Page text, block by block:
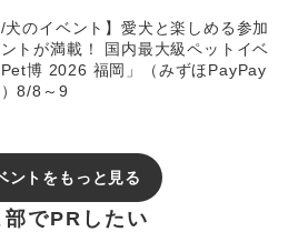
/犬のイベント】愛犬と楽しめる参加
トが満載！ 国内最大級ペットイベ
博 2026 福岡」（みずほPayPay
）8/8～9
ントをもっと見る
でPRしたい